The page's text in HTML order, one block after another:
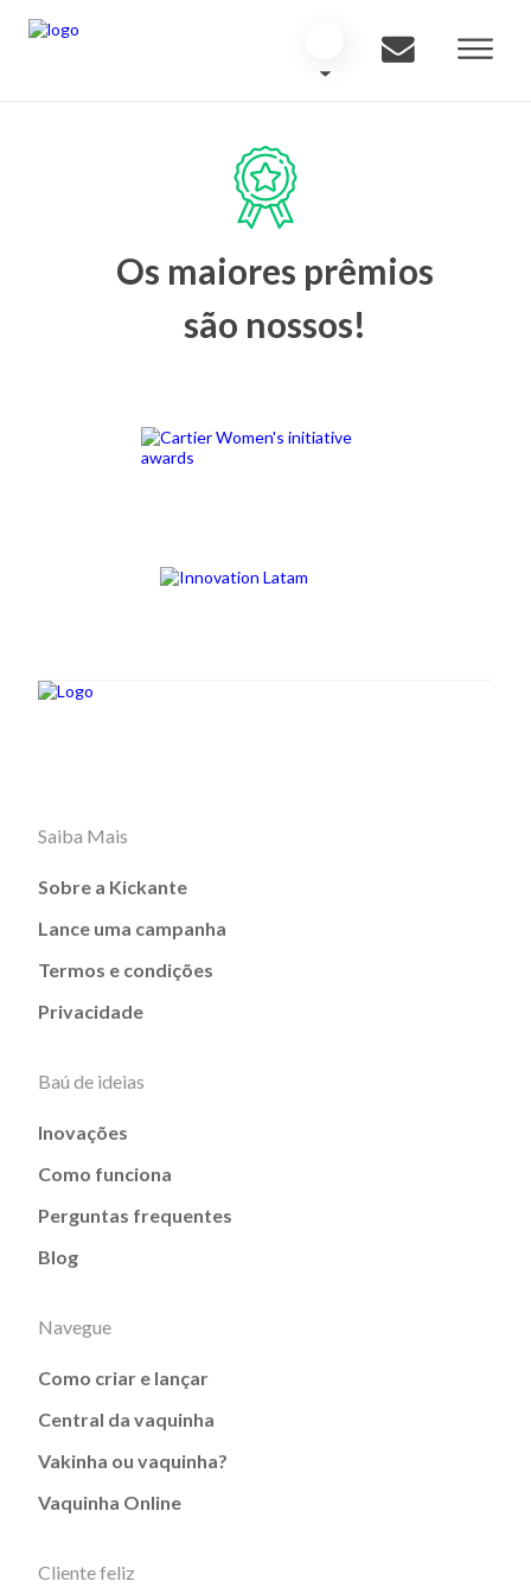
Os maiores prêmios
são nossos!
Saiba Mais
Sobre a Kickante
Lance uma campanha
Termos e condições
Privacidade
Baú de ideias
Inovações
Como funciona
Perguntas frequentes
Blog
Navegue
Como criar e lançar
Central da vaquinha
Vakinha ou vaquinha?
Vaquinha Online
Cliente feliz